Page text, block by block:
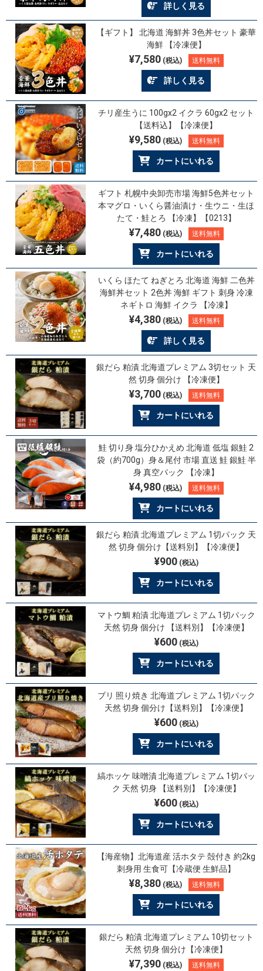
詳しく見る
【ギフト】 北海道 海鮮丼 3色丼セット 豪華
海鮮 【冷凍便】
¥7,580(税込) 送料無料
詳しく見る
チリ産生うに 100gx2 イクラ 60gx2 セット
【送料込】【冷凍便】
¥9,580(税込) 送料無料
カートにいれる
ギフト 札幌中央卸売市場 海鮮5色丼セット
本マグロ・いくら醤油漬け・生ウニ・生ほ
たて・鮭とろ 【冷凍】【0213】
¥7,480(税込) 送料無料
カートにいれる
いくら ほたて ねぎとろ 北海道 海鮮 二色丼
海鮮丼セット 2色丼 海鮮 ギフト 刺身 冷凍
ネギトロ 海鮮 イクラ 【冷凍】
¥4,380(税込) 送料無料
詳しく見る
銀だら 粕漬 北海道プレミアム 3切セット 天
然 切身 個分け 【冷凍便】
¥3,700(税込) 送料無料
カートにいれる
鮭 切り身 塩分ひかえめ 北海道 低塩 銀鮭 2
袋（約700g）身＆尾付 市場 直送 鮭 銀鮭 半
身 真空パック 【冷凍】
¥4,980(税込) 送料無料
カートにいれる
銀だら 粕漬 北海道プレミアム 1切パック 天
然 切身 個分け【送料別】【冷凍便】
¥900(税込)
カートにいれる
マトウ鯛 粕漬 北海道プレミアム 1切パック
天然 切身 個分け 【送料別】【冷凍便】
¥600(税込)
カートにいれる
ブリ 照り焼き 北海道プレミアム 1切パック
天然 切身 個分け【送料別】【冷凍便】
¥600(税込)
カートにいれる
縞ホッケ 味噌漬 北海道プレミアム 1切パッ
ク 天然 切身 【送料別】【冷凍便】
¥600(税込)
カートにいれる
【海産物】北海道産 活ホタテ 殻付き 約2kg
刺身用 生食可【冷蔵便 生鮮品】
¥8,380(税込) 送料無料
カートにいれる
銀だら 粕漬 北海道プレミアム 10切セット
天然 切身 個分け【冷凍便】
¥7,390(税込) 送料無料